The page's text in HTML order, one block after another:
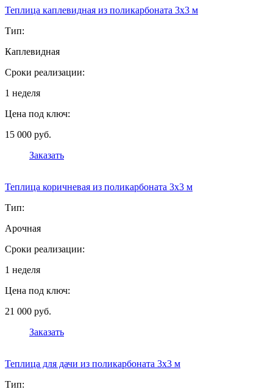
Теплица каплевидная из поликарбоната 3х3 м
Тип:
Каплевидная
Сроки реализации:
1 неделя
Цена под ключ:
15 000 руб.
Заказать
Теплица коричневая из поликарбоната 3х3 м
Тип:
Арочная
Сроки реализации:
1 неделя
Цена под ключ:
21 000 руб.
Заказать
Теплица для дачи из поликарбоната 3х3 м
Тип: